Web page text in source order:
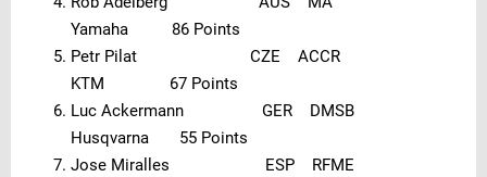
Yamaha 86 Points
Petr Pilat CZE ACCR
KTM 67 Points
Luc Ackermann GER DMSB
Husqvarna 55 Points
Jose Miralles ESP RFME